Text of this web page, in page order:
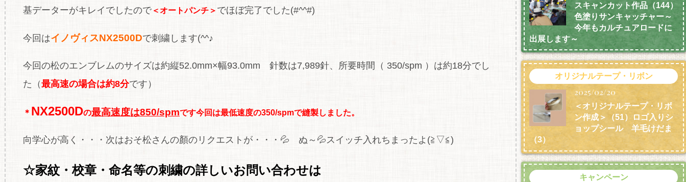
基データーがキレイでしたので＜オートパンチ＞ でほぼ完了でした(#^^#)
今回はイノヴィスNX2500Dで刺繍します(^^♪
今回の松のエンブレムのサイズは約縦52.0mm×幅93.0mm 針数は7,989針、所要時間（ 350/spm ）は約18分でし
た（最高速の場合は約8分です）
＊ NX2500Dの最高速度は850/spmです今回は最低速度の350/spmで縫製しました。
向学心が高く・・・次はおそ松さんの顏のリクエストが・・・💦 ぬ～💦スイッチ入れちまったよ(≧▽≦)
☆家紋・校章・命名等の刺繍の詳しいお問い合わせは
スキャンカット作品（144）
色塗りサンキャッチャー～
今年もカルチュアロードに
出展します～
オリジナルテープ・リボン
2025/02/20
＜オリジナルテープ・リボ
ン作成＞（51）ロゴ入りシ
ョップシール 羊毛けだま
（3）
キャンペーン